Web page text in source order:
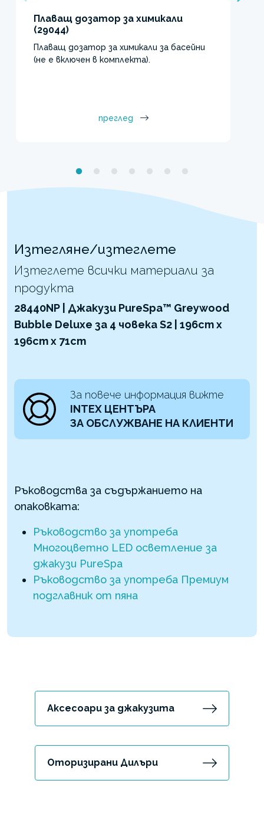
Плаващ дозатор за химикали
(29044)
Плаващ дозатор за химикали за басейни
(не е включен в комплекта).
преглед
Изтегляне/изтеглете
Изтеглете всички материали за
продукта
28440NP | Джакузи PureSpa™ Greywood
Bubble Deluxe за 4 човека S2 | 196cm x
196cm x 71cm
За повече информация вижте
INTEX ЦЕНТЪРА
ЗА ОБСЛУЖВАНЕ НА КЛИЕНТИ
Ръководства за съдържанието на
опаковката:
Ръководство за употреба
Многоцветно LED осветление за
джакузи PureSpa
Ръководство за употреба Премиум
подглавник от пяна
Аксесоари за джакузита
Оторизирани Дилъри